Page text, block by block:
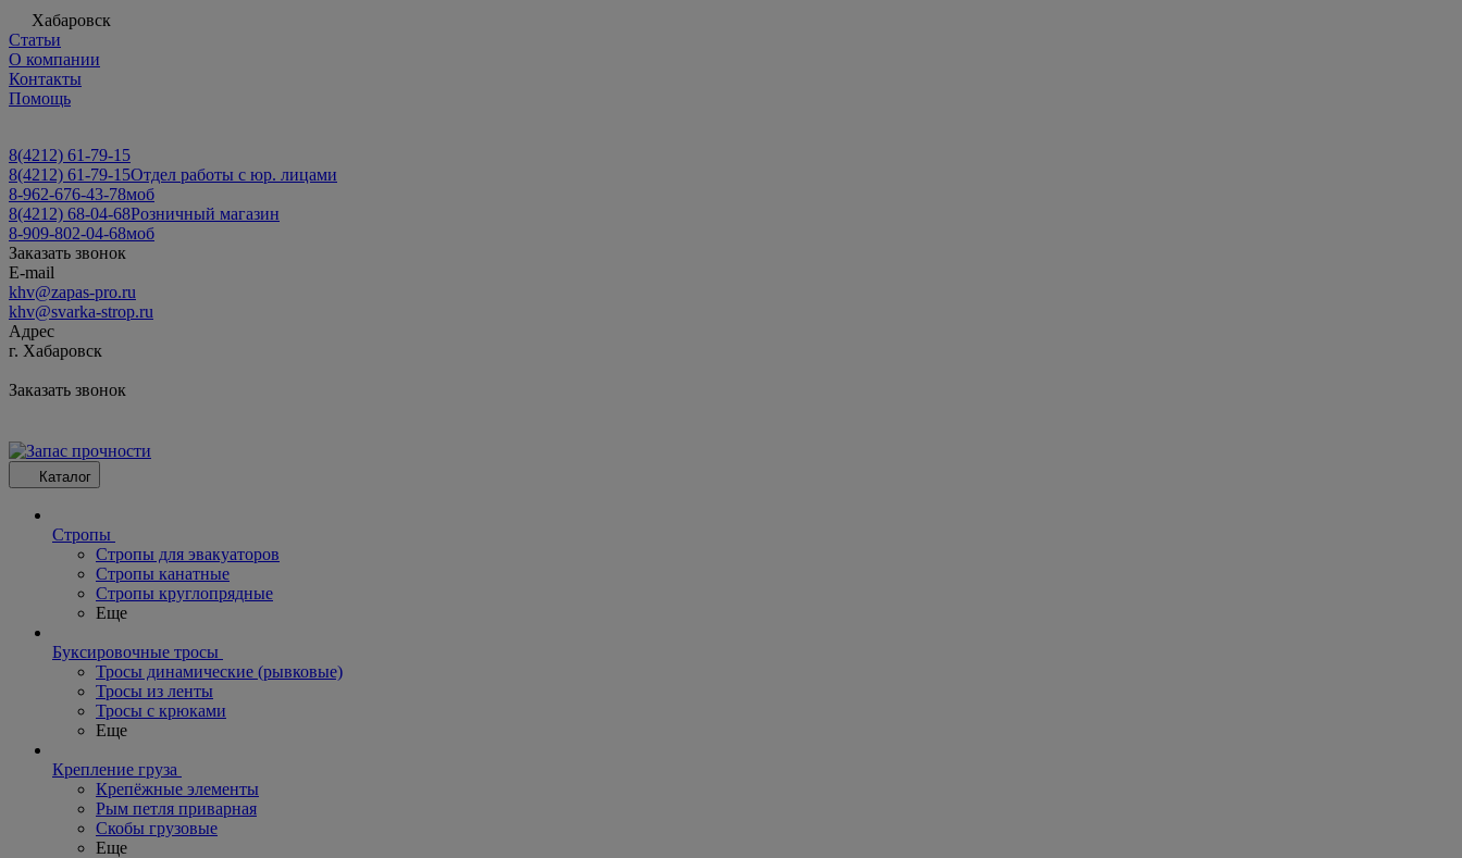
Хабаровск
Статьи
О компании
Контакты
Помощь
8(4212) 61-79-15
8(4212) 61-79-15Отдел работы с юр. лицами
8-962-676-43-78моб
8(4212) 68-04-68Розничный магазин
8-909-802-04-68моб
Заказать звонок
E-mail
khv@zapas-pro.ru
khv@svarka-strop.ru
Адрес
г. Хабаровск
Заказать звонок
Каталог
Стропы
Стропы для эвакуаторов
Стропы канатные
Стропы круглопрядные
Еще
Буксировочные тросы
Тросы динамические (рывковые)
Тросы из ленты
Тросы с крюками
Еще
Крепление груза
Крепёжные элементы
Рым петля приварная
Скобы грузовые
Еще